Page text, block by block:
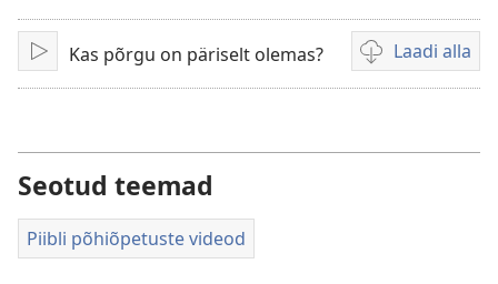
EsitaKas põrgu on päriselt olemas? Laadi alla
Videote
Seotud teemad
Piibli põhiõpetuste videod